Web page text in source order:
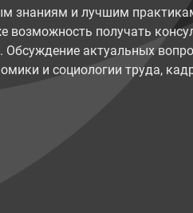
знаниям и лучшим
возможность получать
актуальных
и социологии труда,